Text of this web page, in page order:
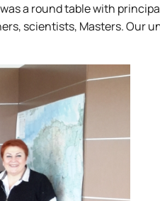
a round table with
scientists, Masters. Our